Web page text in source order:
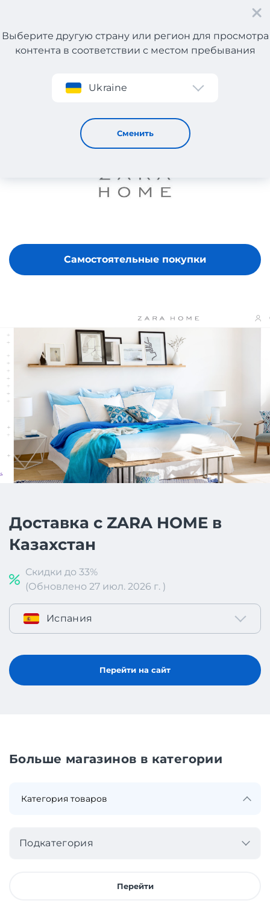
Регистрация
Выберите другую страну или регион для просмотра
контента в соответствии с местом пребывания
Ukraine
Сменить
ZARA HOME
Самостоятельные покупки
Доставка с ZARA HOME в
Казахстан
Скидки до 33%
(Обновлено 27 июл. 2026 г. )
Испания
Перейти на сайт
Больше магазинов в категории
Подкатегория
Перейти